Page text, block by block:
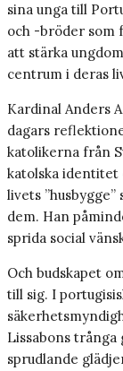
sina unga till
och -bröder som
att stärka
centrum i deras
Kardinal Anders
dagars
katolikerna från
katolska identitet
livets
dem. Han
sprida social
Och budskapet
till sig. I
Lissabons
sprudlande